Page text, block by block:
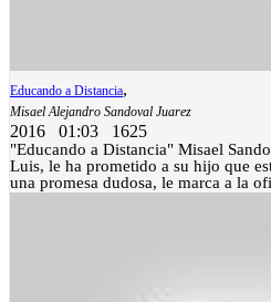
Educando a Distancia,
Misael Alejandro Sandoval Juarez
2016 01:03 1625
"Educando a Distancia" Misael Sandoval , 2016 Daniel, padre de
Luis, le ha prometido a su hijo que
una promesa dudosa, le marca a la
recordarle que hoy es su día más